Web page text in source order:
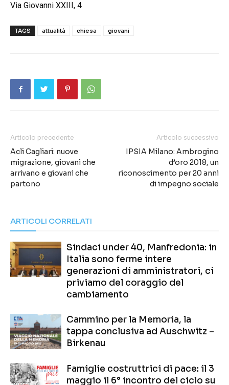
Via Giovanni XXIII, 4
TAGS attualità chiesa giovani
Articolo precedente
Acli Cagliari: nuove
migrazione, giovani che
arrivano e giovani che
partono
Articolo successivo
IPSIA Milano: Ambrogino
d’oro 2018, un
riconoscimento per 20 anni
di impegno sociale
ARTICOLI CORRELATI
Sindaci under 40, Manfredonia: in
Italia sono ferme intere
generazioni di amministratori, ci
priviamo del coraggio del
cambiamento
Cammino per la Memoria, la
tappa conclusiva ad Auschwitz –
Birkenau
Famiglie costruttrici di pace: il 3
maggio il 6° incontro del ciclo su